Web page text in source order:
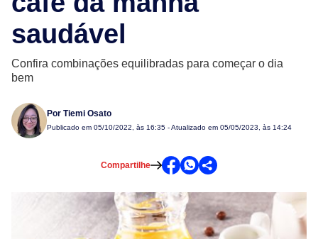
saudável
Confira combinações equilibradas para começar o dia
bem
Por Tiemi Osato
Publicado em 05/10/2022, às 16:35 - Atualizado em 05/05/2023, às 14:24
Compartilhe